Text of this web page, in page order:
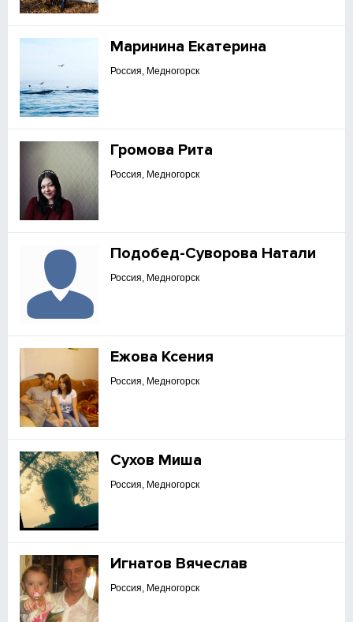
Маринина Екатерина
Россия, Медногорск
Громова Рита
Россия, Медногорск
Подобед-Суворова Натали
Россия, Медногорск
Ежова Ксения
Россия, Медногорск
Сухов Миша
Россия, Медногорск
Игнатов Вячеслав
Россия, Медногорск